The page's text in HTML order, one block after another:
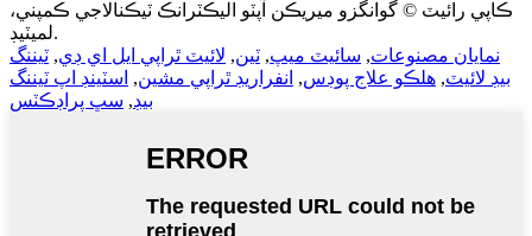
ڪاپي رائيٽ © گوانگزو ميريڪن آپٽو اليڪٽرانڪ ٽيڪنالاجي ڪمپني،
لميٽيڊ.
نمايان مصنوعات, سائيٽ ميپ, ٽين, لائيٽ ٿراپي ايل اي ڊي, ٽيننگ
بيڊ لائيٽ, هلڪو علاج پوڊس, انفراريڊ ٿراپي مشين, اسٽينڊ اپ ٽيننگ
بيڊ, سڀ پراڊڪٽس